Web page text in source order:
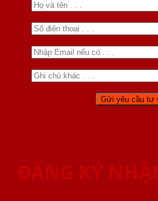
ĐĂNG KÝ